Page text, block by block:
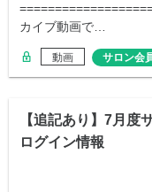
カイブ動画で…
動画 サロン会
【追記あり】7月度
ログイン情報